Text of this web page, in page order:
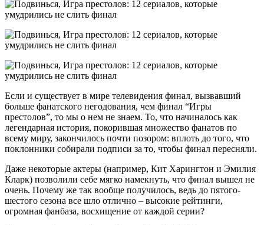
Если и существует в мире телевидения финал, вызвавший
больше фанатского негодования, чем финал “Игры
престолов”, то мы о нем не знаем. То, что начиналось как
легендарная история, покорившая множество фанатов по
всему миру, закончилось почти позором: вплоть до того, что
поклонники собирали подписи за то, чтобы финал пересняли.
Даже некоторые актеры (например, Кит Харингтон и Эмилия
Кларк) позволили себе мягко намекнуть, что финал вышел не
очень. Почему же так вообще получилось, ведь до пятого-
шестого сезона все шло отлично – высокие рейтинги,
огромная фанбаза, восхищение от каждой серии?